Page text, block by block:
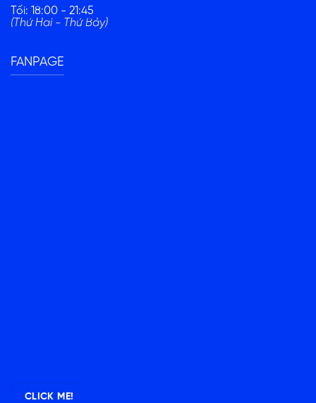
Tối: 18:00 - 21:45
(Thứ Hai - Thứ Bảy)
FANPAGE
CLICK ME!